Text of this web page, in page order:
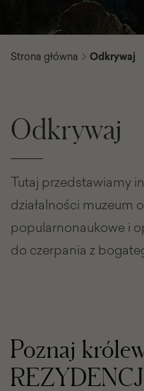
Strona główna Odkrywaj
Odkrywaj
Tutaj przedstawiamy
działalności muzeum
popularnonaukowe i
do czerpania z
Poznaj